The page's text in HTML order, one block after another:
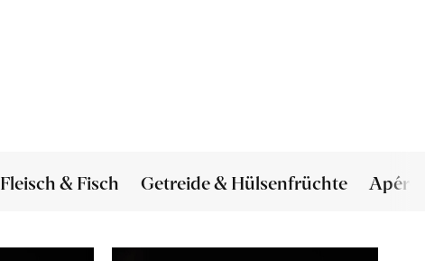
Fleisch & Fisch Getreide & Hülsenfrüchte Apéro